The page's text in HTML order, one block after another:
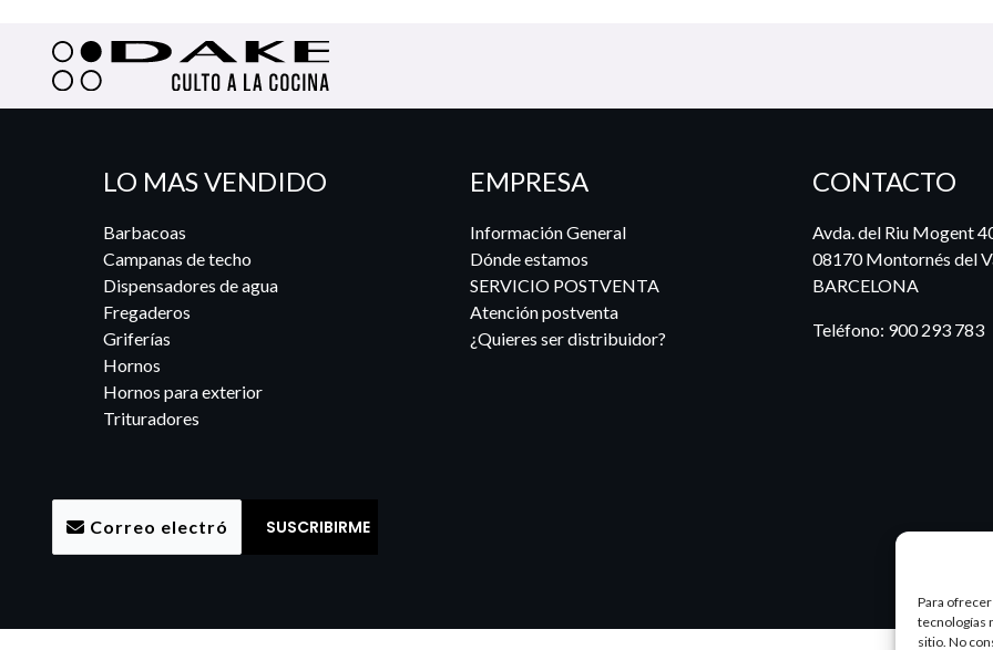
Para
tecnologías
sitio. No
LO MAS VENDIDO
Barbacoas
Campanas de techo
Dispensadores de agua
Fregaderos
Griferías
Hornos
Hornos para exterior
Trituradores
EMPRESA
Información General
Dónde estamos
SERVICIO POSTVENTA
Atención postventa
¿Quieres ser distribuidor?
CONTACTO
Avda. del Riu Mogent
08170 Montornés del
BARCELONA
Teléfono: 900 293 783